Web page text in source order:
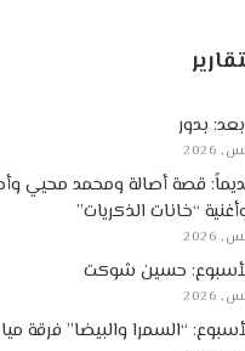
بدور
قصة أصالة ومحمد محيي
“خانات الذكريات”
حسين شوكت
“السمرا والبيضا” فرقة